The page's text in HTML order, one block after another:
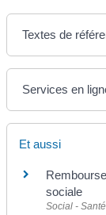
Textes de
Services en
Et aussi
sociale
Social - Santé